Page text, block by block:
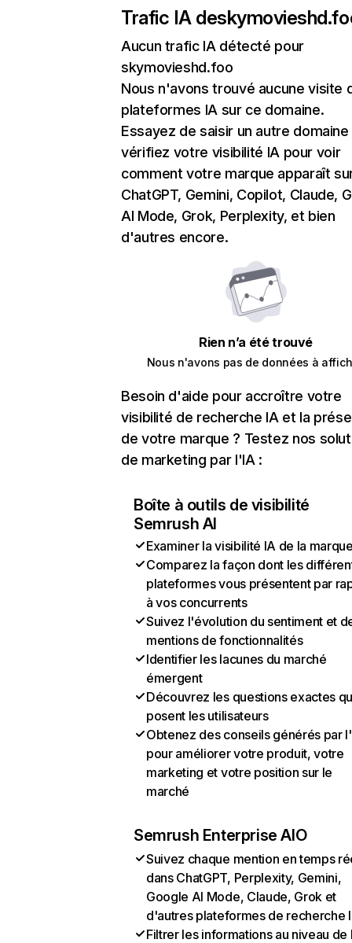
Trafic IA de
Aucun trafic IA détecté pour
skymovieshd.foo
Nous n'avons trouvé aucune visite
plateformes IA sur ce domaine.
Essayez de saisir un autre domaine
vérifiez votre visibilité IA pour voir
comment votre marque apparaît
ChatGPT, Gemini, Copilot, Claude,
AI Mode, Grok, Perplexity, et bien
d'autres encore.
Rien n’a été trouvé
Nous n'avons pas de données à
Besoin d'aide pour accroître votre
visibilité de recherche IA et la
de votre marque ? Testez nos
de marketing par l'IA :
Boîte à outils de visibilité
Semrush AI
Examiner la visibilité IA de la
Comparez la façon dont les
plateformes vous présentent par
à vos concurrents
Suivez l'évolution du sentiment et
mentions de fonctionnalités
Identifier les lacunes du marché
émergent
Découvrez les questions exactes
posent les utilisateurs
Obtenez des conseils générés par
pour améliorer votre produit, votre
marketing et votre position sur le
marché
Semrush Enterprise AIO
Suivez chaque mention en temps
dans ChatGPT, Perplexity, Gemini,
Google AI Mode, Claude, Grok et
d'autres plateformes de recherche
Filtrer les informations au niveau de